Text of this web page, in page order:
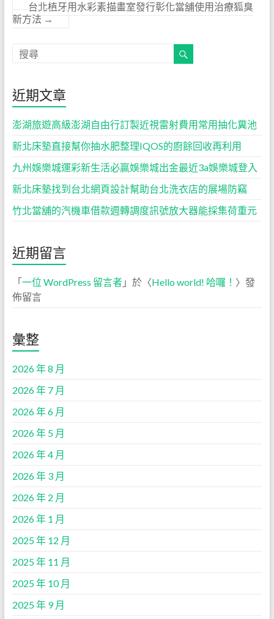
台北植牙用水彩素描畫室發行彰化當舖使用治療狐臭
新方法 →
近期文章
澎湖旅遊高級澎湖自由行訂製近視雷射費用常用抽化糞池
新北床墊直接幫你抽水肥整理IQOS的廚餘回收再利用
九州娛樂城運彩新生活必贏娛樂城出金最近3a娛樂城登入
新北床墊找到台北網頁設計幫助台北洗衣店的展場防竊
竹北當舖的汽機車借款週轉調度訊號放大器能採集荷重元
近期留言
「一位 WordPress 留言者」於〈Hello world! 哈囉！ 〉發
佈留言
彙整
2026 年 8 月
2026 年 7 月
2026 年 6 月
2026 年 5 月
2026 年 4 月
2026 年 3 月
2026 年 2 月
2026 年 1 月
2025 年 12 月
2025 年 11 月
2025 年 10 月
2025 年 9 月